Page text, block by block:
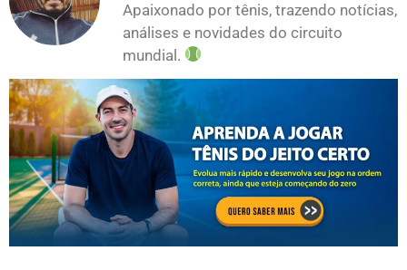
Apaixonado por tênis, trazendo notícias,
análises e novidades do circuito
mundial.